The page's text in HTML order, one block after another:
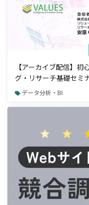
【アーカイブ配信】
グ・リサーチ基礎セミ
データ分析・BI